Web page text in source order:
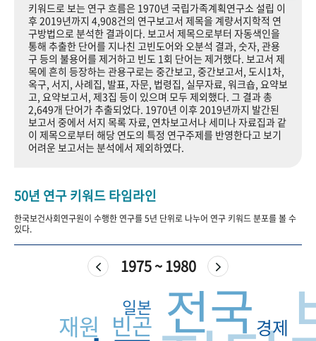
기록물 아카이브
사진 아카이브 문서 기록물 행정박물 영상 기록물
+1주년 기념
성과 50선 숫자로 보는 50년 50+1주년 광장
세계와 함께 한 KIHASA
VR 역사관
키워드로 보는 연구 흐름은 1970년 국립가족계획연구소 설립 이
후 2019년까지 4,908건의 연구보고서 제목을 계량서지학적 연
구방법으로 분석한 결과이다. 보고서 제목으로부터 자동색인을
통해 추출한 단어를 지나친 고빈도어와 오분석 결과, 숫자, 관용
구 등의 불용어를 제거하고 빈도 1회 단어는 제거했다. 보고서 제
목에 흔히 등장하는 관용구로는 중간보고, 중간보고서, 도시1차,
옥구, 서지, 사례집, 발표, 자문, 법령집, 실무자료, 워크숍, 요약보
고, 요약보고서, 제3집 등이 있으며 모두 제외했다. 그 결과 총
2,649개 단어가 추출되었다. 1970년 이후 2019년까지 발간된
보고서 중에서 서지 목록 자료, 연차보고서나 세미나 자료집과 같
이 제목으로부터 해당 연도의 특정 연구주제를 반영한다고 보기
어려운 보고서는 분석에서 제외하였다.
50년 연구 키워드 타임라인
한국보건사회연구원이 수행한 연구를 5년 단위로 나누어 연구 키워드 분포를 볼 수
있다.
1975 ~ 1980
전국
빈곤
재원 경제
일본